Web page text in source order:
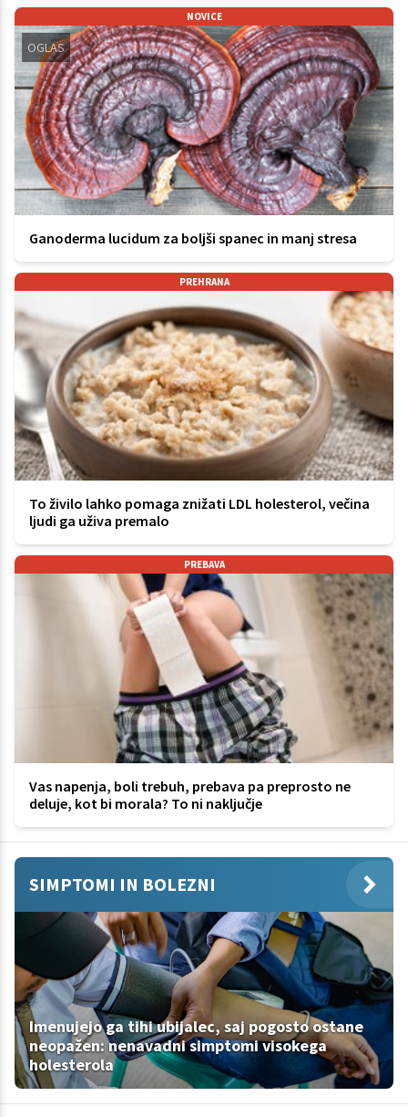
NOVICE
OGLAS
Ganoderma lucidum za boljši spanec in manj stresa
PREHRANA
To živilo lahko pomaga znižati LDL holesterol, večina
ljudi ga uživa premalo
PREBAVA
Vas napenja, boli trebuh, prebava pa preprosto ne
deluje, kot bi morala? To ni naključje
SIMPTOMI IN BOLEZNI
Imenujejo ga tihi ubijalec, saj pogosto ostane
neopažen: nenavadni simptomi visokega
holesterola